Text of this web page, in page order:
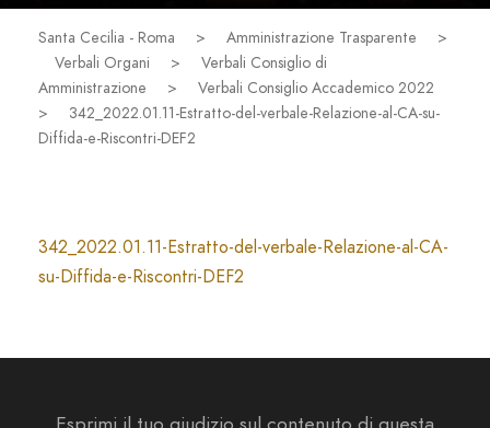
Santa Cecilia - Roma > Amministrazione Trasparente
>
Verbali Organi
>
Verbali Consiglio di
Amministrazione
>
Verbali Consiglio Accademico 2022
>
342_2022.01.11-Estratto-del-verbale-Relazione-al-CA-su-
Diffida-e-Riscontri-DEF2
342_2022.01.11-Estratto-del-verbale-Relazione-al-CA-
su-Diffida-e-Riscontri-DEF2